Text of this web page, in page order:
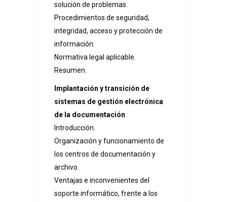
solución de problemas.
Procedimientos de seguridad,
integridad, acceso y protección de
información.
Normativa legal aplicable.
Resumen.
Implantación y transición de
sistemas de gestión electrónica
de la documentación
Introducción.
Organización y funcionamiento de
los centros de documentación y
archivo.
Ventajas e inconvenientes del
soporte informático, frente a los